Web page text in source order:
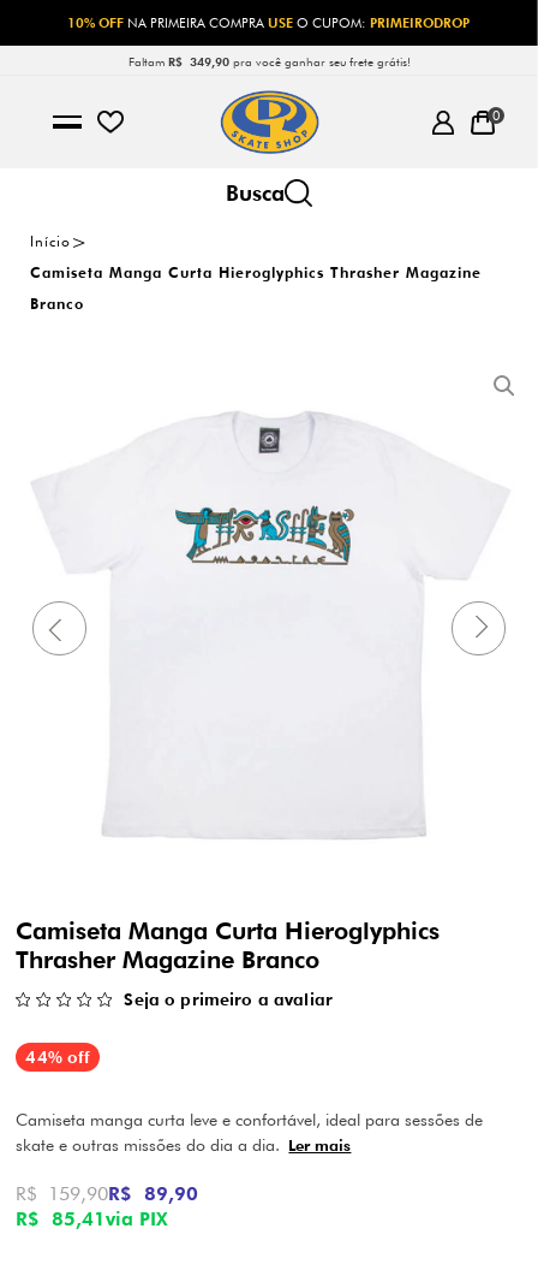
10% OFF NA PRIMEIRA COMPRAUSEO CUPOM:PRIMEIRODROP
Faltam R$ 349,90pra você ganhar seu frete grátis!
0
Início
Camiseta Manga Curta Hieroglyphics Thrasher Magazine
Branco
Camiseta Manga Curta Hieroglyphics
Thrasher Magazine Branco
Seja o primeiro a avaliar
44% off
Camiseta manga curta leve e confortável, ideal para sessões de
skate e outras missões do dia a dia. Ler mais
R$ 85,41via PIX
R$ 159,90R$ 89,90